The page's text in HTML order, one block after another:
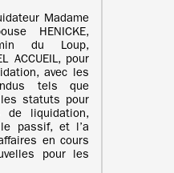
Madame
HENICKE,
du Loup,
ACCUEIL, pour
avec les
tels que
statuts pour
de liquidation,
passif, et l’a
en cours
pour les